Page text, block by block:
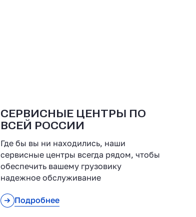
СЕРВИСНЫЕ ЦЕНТРЫ ПО
ВСЕЙ РОССИИ
Где бы вы ни находились, наши
сервисные центры всегда рядом, чтобы
обеспечить вашему грузовику
надежное обслуживание
Подробнее